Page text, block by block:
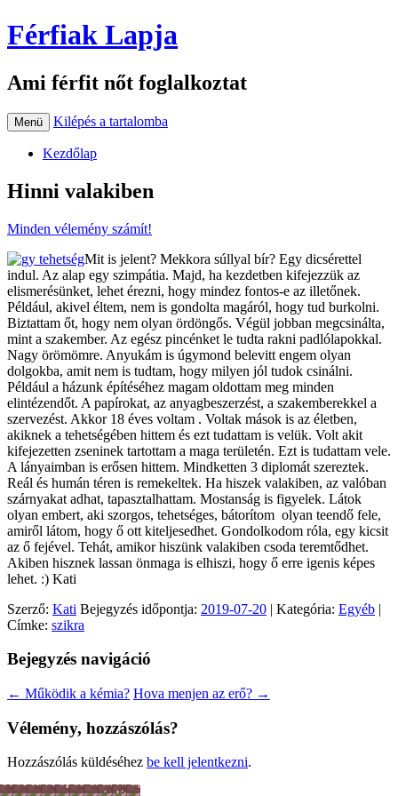
Férfiak Lapja
Ami férfit nőt foglalkoztat
Menü Kilépés a tartalomba
Kezdőlap
Hinni valakiben
Minden vélemény számít!
Mit is jelent? Mekkora súllyal bír? Egy dicsérettel
indul. Az alap egy szimpátia. Majd, ha kezdetben kifejezzük az
elismerésünket, lehet érezni, hogy mindez fontos-e az illetőnek.
Például, akivel éltem, nem is gondolta magáról, hogy tud burkolni.
Biztattam őt, hogy nem olyan ördöngős. Végül jobban megcsinálta,
mint a szakember. Az egész pincénket le tudta rakni padlólapokkal.
Nagy örömömre. Anyukám is úgymond belevitt engem olyan
dolgokba, amit nem is tudtam, hogy milyen jól tudok csinálni.
Például a házunk építéséhez magam oldottam meg minden
elintézendőt. A papírokat, az anyagbeszerzést, a szakemberekkel a
szervezést. Akkor 18 éves voltam . Voltak mások is az életben,
akiknek a tehetségében hittem és ezt tudattam is velük. Volt akit
kifejezetten zseninek tartottam a maga területén. Ezt is tudattam vele.
A lányaimban is erősen hittem. Mindketten 3 diplomát szereztek.
Reál és humán téren is remekeltek. Ha hiszek valakiben, az valóban
szárnyakat adhat, tapasztalhattam. Mostanság is figyelek. Látok
olyan embert, aki szorgos, tehetséges, bátorítom olyan teendő fele,
amiről látom, hogy ő ott kiteljesedhet. Gondolkodom róla, egy kicsit
az ő fejével. Tehát, amikor hiszünk valakiben csoda teremtődhet.
Akiben hisznek lassan önmaga is elhiszi, hogy ő erre igenis képes
lehet. :) Kati
Szerző: Kati Bejegyzés időpontja: 2019-07-20 | Kategória: Egyéb |
Címke: szikra
Bejegyzés navigáció
← Működik a kémia? Hova menjen az erő? →
Vélemény, hozzászólás?
Hozzászólás küldéséhez be kell jelentkezni.
Férfiszellem
MaiHobbiMunka
SportSzínesÖnkéntesség
Lélek
NőiEgyéb